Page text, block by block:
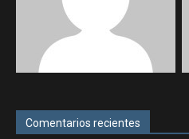
Comentarios recientes